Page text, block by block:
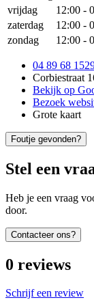
vrijdag
12:00 -
zaterdag
12:00 -
zondag
12:00 -
04 89 68
Corbiestraat
Bekijk op
Bezoek
Grote kaart
Foutje gevonden?
Stel een
Heb je een vraag
door.
Contacteer ons?
0 reviews
Schrijf een review